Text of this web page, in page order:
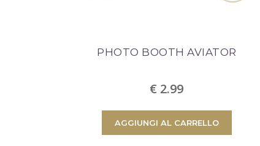
PHOTO BOOTH AVIATOR
€ 2.99
AGGIUNGI AL CARRELLO